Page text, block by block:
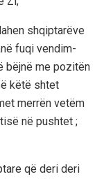
shqiptarëve
fuqi vendim-
bëjnë me pozitën
këtë shtet
merrën vetëm
në pushtet ;
që deri deri